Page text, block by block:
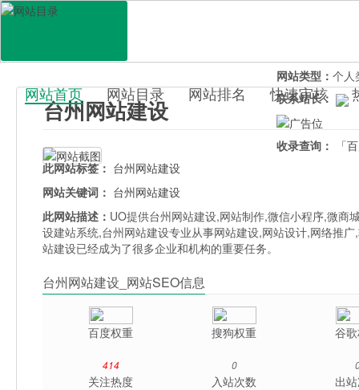
百科目录
网站首页 网站目录 网站排名 快速审核
台州网站建设
网站类型： 个人
联系站长：
收录查询：
「
此网站标签： 台州网站建设
网站关键词： 台州网站建设
此网站描述： UO提供台州网站建设,网站制作,微信小程序,微商
设建站系统,台州网站建设专业从事网站建设,网站设计,网络推
站建设已经成为了很多企业和机构的重要任务。
台州网站建设_网站SEO信息
百度权重 搜狗权重 谷
414
关注热度
0
入站次数 出